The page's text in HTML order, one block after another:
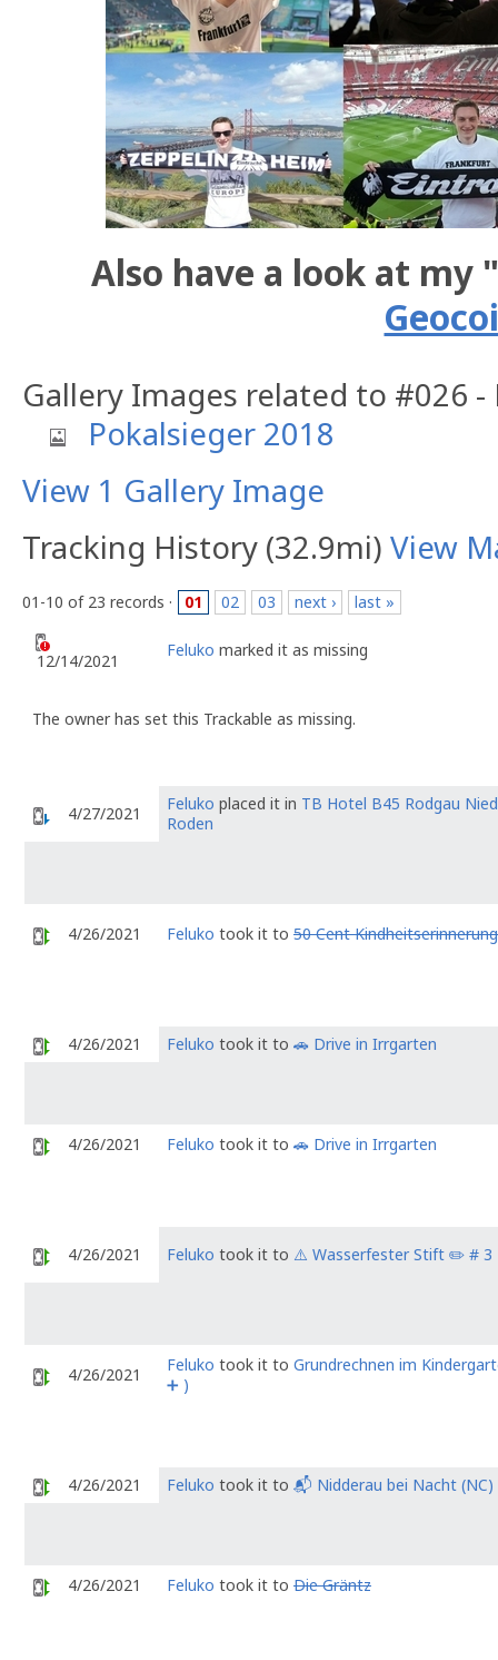
Also have a look at my "
Gallery Images related to #026
Pokalsieger 2018
View 1 Gallery Image
Tracking History (32.9mi) View
01-10 of 23 records · 01 02 03 next › last »
12/14/2021 Feluko marked it as missing
The owner has set this Trackable as missing.
4/27/2021 Feluko placed it in TB Hotel B45 Rodgau
Roden
4/26/2021 Feluko took it to 50 Cent Kindheitserinnerung
4/26/2021 Feluko took it to 🚗 Drive in Irrgarten
4/26/2021 Feluko took it to 🚗 Drive in Irrgarten
4/26/2021 Feluko took it to ⚠️ Wasserfester Stift ✏️ # 3
4/26/2021 Feluko took it to Grundrechnen im
➕ )
4/26/2021 Feluko took it to 📬 Nidderau bei Nacht (NC)
4/26/2021 Feluko took it to Die Gräntz